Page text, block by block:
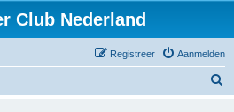
Club Nederland
Aanmelden
Registreer